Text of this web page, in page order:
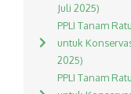
Juli 2025)
PPLI Tanam
untuk
2025)
PPLI Tanam